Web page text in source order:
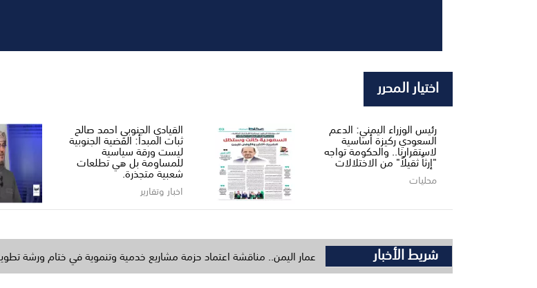
اختيار المحرر
رئيس الوزراء اليمني: الدعم
السعودي ركيزة أساسية
لاستقرارنا.. والحكومة تواجه
"إرثاً ثقيلاً" من الاختلالات
محليات
القيادي الجنوبي احمد صالح ​
ثبات المبدأ: القضية الجنوبية
ليست ورقة سياسية
للمساومة بل هي تطلعات
شعبية متجذرة.
اخبار وتقارير
شريط الأخبار
ومدير البرنامج السعودي لتنمية وإعمار اليمن.. مناقشة اعتماد حزمة مشاريع خدمية وتنموية في ختام ورشة تطوير البنية التحتية